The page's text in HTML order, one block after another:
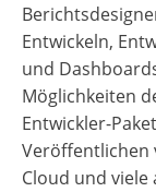
Entwickeln,
und
Möglichkeiten
Entwickler-
Veröffentlichen
Cloud und